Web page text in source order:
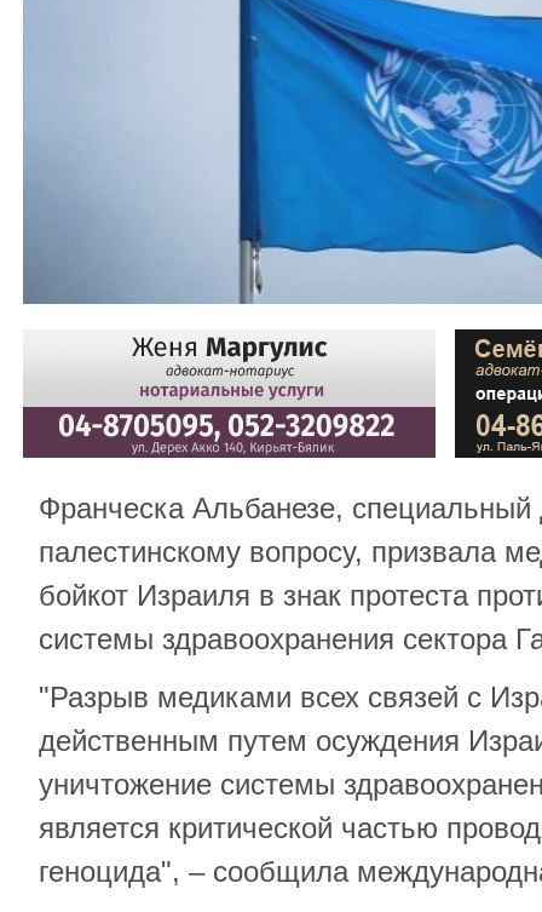
Франческа Альбанезе,
палестинскому вопросу, призвала
бойкот Израиля в знак протеста
системы здравоохранения сектора
"Разрыв медиками всех связей с
действенным путем осуждения
уничтожение системы
является критической частью
геноцида", – сообщила